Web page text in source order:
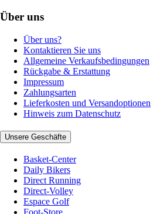
Über uns
Über uns?
Kontaktieren Sie uns
Allgemeine Verkaufsbedingungen
Rückgabe & Erstattung
Impressum
Zahlungsarten
Lieferkosten und Versandoptionen
Hinweis zum Datenschutz
Unsere Geschäfte
Basket-Center
Daily Bikers
Direct Running
Direct-Volley
Espace Golf
Foot-Store